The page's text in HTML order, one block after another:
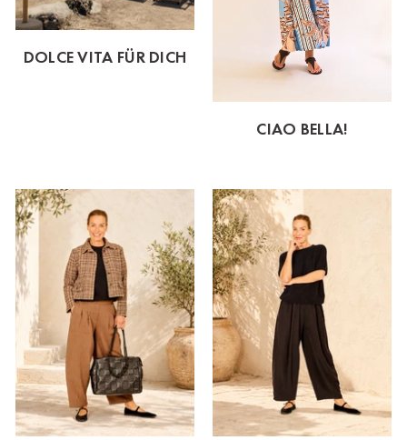
DOLCE VITA FÜR DICH
CIAO BELLA!